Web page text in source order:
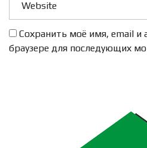
Сохранить моё имя, email и
браузере для последующих